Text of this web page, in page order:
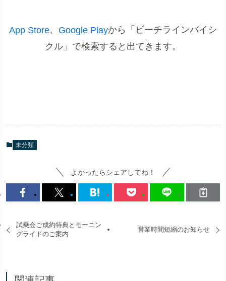
App Store、 Google Playから「ビーチラインバイシ
クル」で検索すると出てきます。
未分類
よかったらシェアしてね！
試乗会ご成約特典とモーニン
グライドのご案内
営業時間短縮のお知らせ